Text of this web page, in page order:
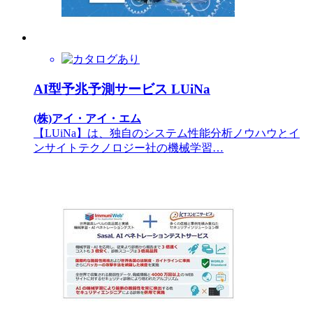
AI型予兆予測サービス LUiNa
(株)アイ・アイ・エム
【LUiNa】は、独自のシステム性能分析ノウハウとイ
ンサイトテクノロジー社の機械学習…